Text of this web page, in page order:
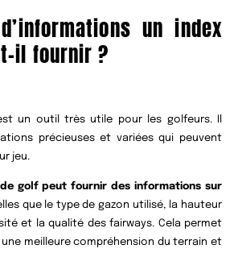
un index
il fournir ?
un outil très utile pour les golfeurs. Il
précieuses et variées qui peuvent
jeu.
de golf peut fournir des informations sur
que le type de gazon utilisé, la hauteur
et la qualité des fairways. Cela permet
une meilleure compréhension du terrain et